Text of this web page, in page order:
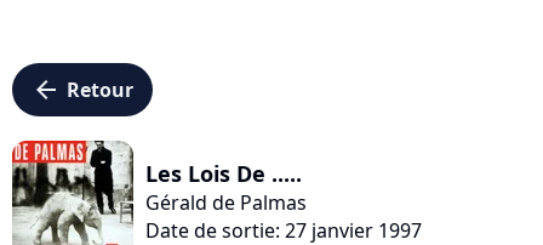
arrow_left Retour
Les Lois De .....
Gérald de Palmas
Date de sortie: 27 janvier 1997